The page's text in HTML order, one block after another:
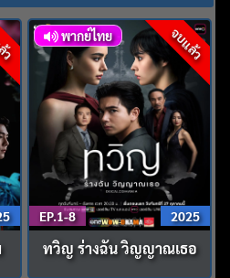
ว จบแล้ว
พากย์ไทย
EP.1-8 2025
ทวิญ ร่างฉัน วิญญาณเธอ